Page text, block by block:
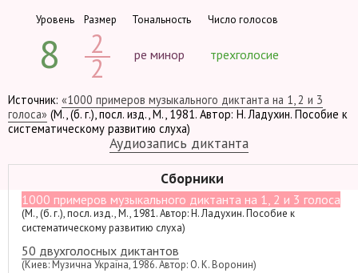
Уровень
8
Размер
2
2
Тональность
ре минор
Число голосов
трехголосие
Источник: «1000 примеров музыкального диктанта на 1, 2 и 3
голоса» (М., (б. г.), посл. изд., М., 1981. Автор: Н. Ладухин. Пособие к
систематическому развитию слуха)
Аудиозапись диктанта
Сборники
1000 примеров музыкального диктанта на 1, 2 и 3 голоса
(М., (б. г.), посл. изд., М., 1981. Автор: Н. Ладухин. Пособие к
систематическому развитию слуха)
50 двухголосных диктантов
(Киев: Музична Україна, 1986. Автор: О. К. Воронин)